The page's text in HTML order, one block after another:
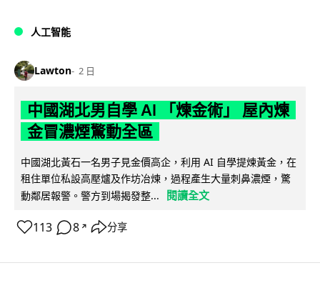
人工智能
Lawton 2 日
中國湖北男自學 AI 「煉金術」 屋內煉
金冒濃煙驚動全區
中國湖北黃石一名男子見金價高企，利用 AI 自學提煉黃金，在
租住單位私設高壓爐及作坊冶煉，過程產生大量刺鼻濃煙，驚
動鄰居報警。警方到場揭發整...
閱讀全文
113 8 ↗ 分享